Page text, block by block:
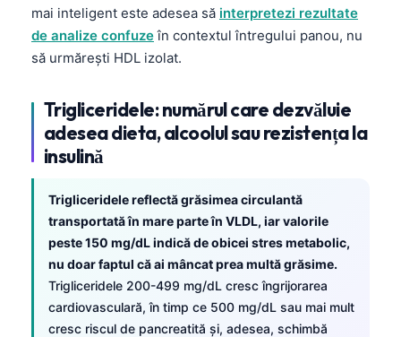
mai inteligent este adesea să interpretezi rezultate
de analize confuzeîn contextul întregului panou, nu
să urmărești HDL izolat.
Trigliceridele: numărul care dezvăluie
adesea dieta, alcoolul sau rezistența la
insulină
Trigliceridele reflectă grăsimea circulantă
transportată în mare parte în VLDL, iar valorile
peste 150 mg/dL indică de obicei stres metabolic,
nu doar faptul că ai mâncat prea multă grăsime.
Trigliceridele 200-499 mg/dL cresc îngrijorarea
cardiovasculară, în timp ce 500 mg/dL sau mai mult
cresc riscul de pancreatită și, adesea, schimbă